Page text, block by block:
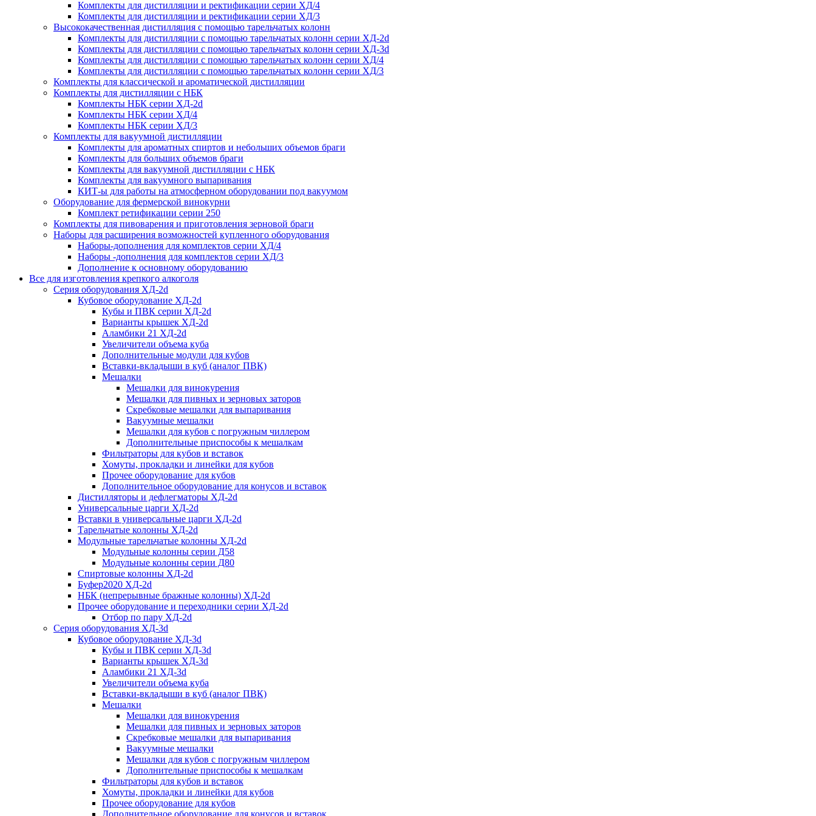
Комплекты для дистилляции и ректификации серии ХД/4
Комплекты для дистилляции и ректификации серии ХД/3
Высококачественная дистилляция с помощью тарельчатых колонн
Комплекты для дистилляции с помощью тарельчатых колонн серии ХД-2d
Комплекты для дистилляции с помощью тарельчатых колонн серии ХД-3d
Комплекты для дистилляции с помощью тарельчатых колонн серии ХД/4
Комплекты для дистилляции с помощью тарельчатых колонн серии ХД/3
Комплекты для классической и ароматической дистилляции
Комплекты для дистилляции с НБК
Комплекты НБК серии ХД-2d
Комплекты НБК серии ХД/4
Комплекты НБК серии ХД/3
Комплекты для вакуумной дистилляции
Комплекты для ароматных спиртов и небольших объемов браги
Комплекты для больших объемов браги
Комплекты для вакуумной дистилляции с НБК
Комплекты для вакуумного выпаривания
КИТ-ы для работы на атмосферном оборудовании под вакуумом
Оборудование для фермерской винокурни
Комплект ретификации серии 250
Комплекты для пивоварения и приготовления зерновой браги
Наборы для расширения возможностей купленного оборудования
Наборы-дополнения для комплектов серии ХД/4
Наборы -дополнения для комплектов серии ХД/3
Дополнение к основному оборудованию
Все для изготовления крепкого алкоголя
Серия оборудования ХД-2d
Кубовое оборудование ХД-2d
Кубы и ПВК серии ХД-2d
Варианты крышек ХД-2d
Аламбики 21 ХД-2d
Увеличители объема куба
Дополнительные модули для кубов
Вставки-вкладыши в куб (аналог ПВК)
Мешалки
Мешалки для винокурения
Мешалки для пивных и зерновых заторов
Скребковые мешалки для выпаривания
Вакуумные мешалки
Мешалки для кубов с погружным чиллером
Дополнительные приспособы к мешалкам
Фильтраторы для кубов и вставок
Хомуты, прокладки и линейки для кубов
Прочее оборудование для кубов
Дополнительное оборудование для конусов и вставок
Дистилляторы и дефлегматоры ХД-2d
Универсальные царги ХД-2d
Вставки в универсальные царги ХД-2d
Тарельчатые колонны ХД-2d
Модульные тарельчатые колонны ХД-2d
Модульные колонны серии Д58
Модульные колонны серии Д80
Спиртовые колонны ХД-2d
Буфер2020 ХД-2d
НБК (непрерывные бражные колонны) ХД-2d
Прочее оборудование и переходники серии ХД-2d
Отбор по пару ХД-2d
Серия оборудования ХД-3d
Кубовое оборудование ХД-3d
Кубы и ПВК серии ХД-3d
Варианты крышек ХД-3d
Аламбики 21 ХД-3d
Увеличители объема куба
Вставки-вкладыши в куб (аналог ПВК)
Мешалки
Мешалки для винокурения
Мешалки для пивных и зерновых заторов
Скребковые мешалки для выпаривания
Вакуумные мешалки
Мешалки для кубов с погружным чиллером
Дополнительные приспособы к мешалкам
Фильтраторы для кубов и вставок
Хомуты, прокладки и линейки для кубов
Прочее оборудование для кубов
Дополнительное оборудование для конусов и вставок